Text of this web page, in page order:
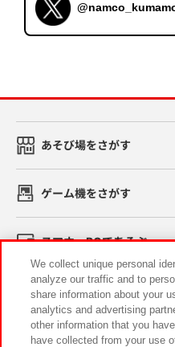
あそび場をさがす
ゲーム機をさがす
スマホ・PCであそぶ
イベント・キャンペーン
We collect unique personal
analyze our traffic and to
share information about your
analytics and advertising
other information that you
have collected from your use